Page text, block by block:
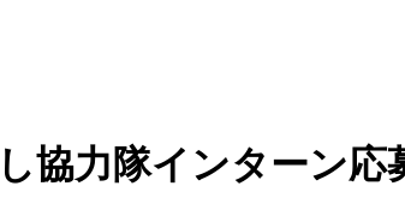
協力隊インターン応